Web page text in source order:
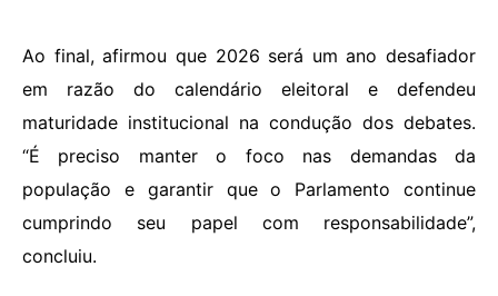
Ao final, afirmou que 2026 será um ano desafiador
em razão do calendário eleitoral e defendeu
maturidade institucional na condução dos debates.
“É preciso manter o foco nas demandas da
população e garantir que o Parlamento continue
cumprindo seu papel com responsabilidade”,
concluiu.